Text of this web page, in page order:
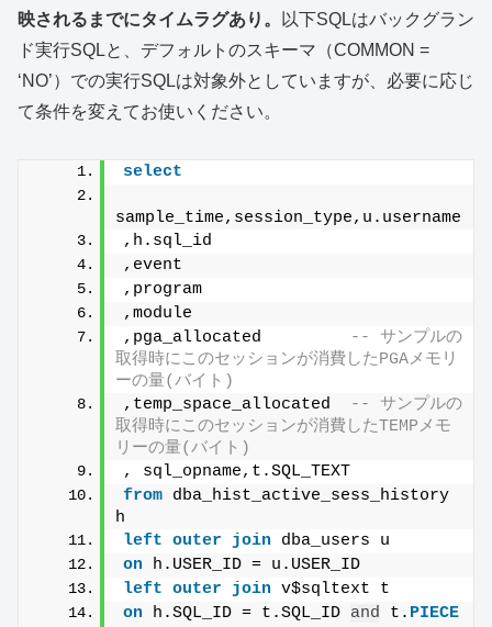
映されるまでにタイムラグあり。
以下SQLはバックグラン
ド実行SQLと、デフォルトのスキーマ（COMMON =
‘NO’）での実行SQLは対象外としていますが、必要に応じ
て条件を変えてお使いください。
select
sample_time,session_type,u.username
,h.sql_id
,event
,program
,module
,pga_allocated
-- サンプルの
取得時にこのセッションが消費したPGAメモリ
ーの量(バイト)
,temp_space_allocated
-- サンプルの
取得時にこのセッションが消費したTEMPメモ
リーの量(バイト)
, sql_opname,t.SQL_TEXT
from dba_hist_active_sess_history
h
left outer join dba_users u
on h.USER_ID = u.USER_ID
left outer join v$sqltext t
on h.SQL_ID = t.SQL_ID and t. PIECE